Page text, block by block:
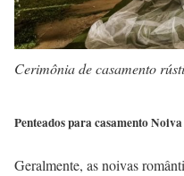
Cerimônia de casamento
Penteados para casamento Noiva
Geralmente, as noivas